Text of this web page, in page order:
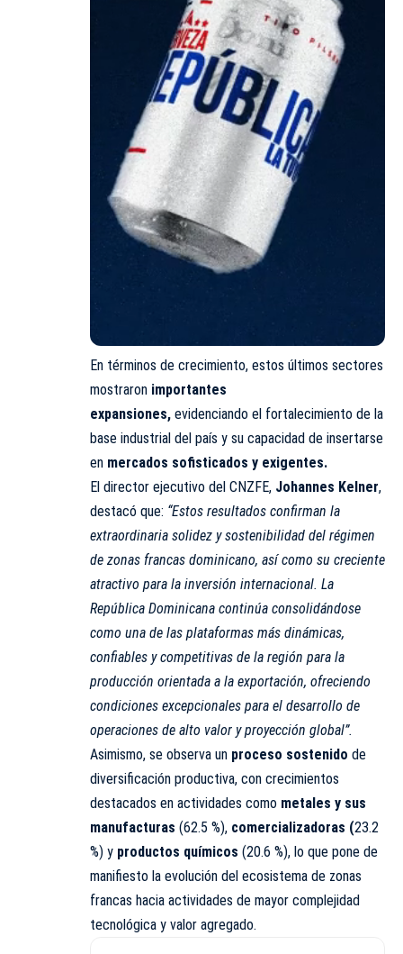
En términos de crecimiento, estos últimos sectores
mostraron importantes
expansiones, evidenciando el fortalecimiento de la
base industrial del país y su capacidad de insertarse
en mercados sofisticados y exigentes.
El director ejecutivo del CNZFE, Johannes Kelner,
destacó que: “Estos resultados confirman la
extraordinaria solidez y sostenibilidad del régimen
de zonas francas dominicano, así como su creciente
atractivo para la inversión internacional. La
República Dominicana continúa consolidándose
como una de las plataformas más dinámicas,
confiables y competitivas de la región para la
producción orientada a la exportación, ofreciendo
condiciones excepcionales para el desarrollo de
operaciones de alto valor y proyección global”.
Asimismo, se observa un proceso sostenido de
diversificación productiva, con crecimientos
destacados en actividades como metales y sus
manufacturas (62.5 %), comercializadoras (23.2
%) y productos químicos (20.6 %), lo que pone de
manifiesto la evolución del ecosistema de zonas
francas hacia actividades de mayor complejidad
tecnológica y valor agregado.